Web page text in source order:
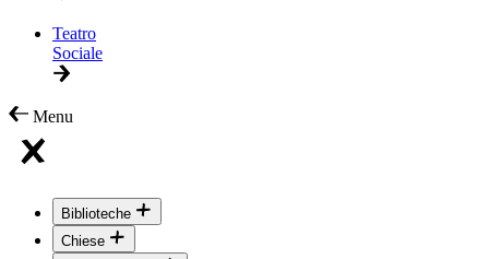
Teatro
Sociale
Menu
Biblioteche
Chiese